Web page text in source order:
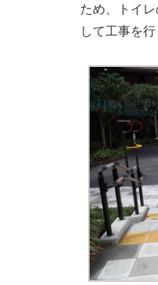
ため、トイ
して工事を行